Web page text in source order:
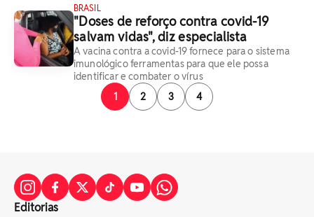
BRASIL
"Doses de reforço contra covid-19
salvam vidas", diz especialista
A vacina contra a covid-19 fornece para o sistema
imunológico ferramentas para que ele possa
identificar e combater o vírus
1
2 3 4
Editorias